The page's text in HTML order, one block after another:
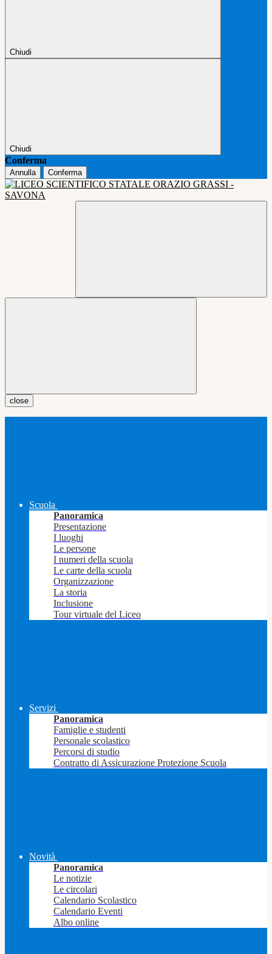
Chiudi
Chiudi
Conferma
Annulla Conferma
close
Scuola
Panoramica
Presentazione
I luoghi
Le persone
I numeri della scuola
Le carte della scuola
Organizzazione
La storia
Inclusione
Tour virtuale del Liceo
Servizi
Panoramica
Famiglie e studenti
Personale scolastico
Percorsi di studio
Contratto di Assicurazione Protezione Scuola
Novità
Panoramica
Le notizie
Le circolari
Calendario Scolastico
Calendario Eventi
Albo online